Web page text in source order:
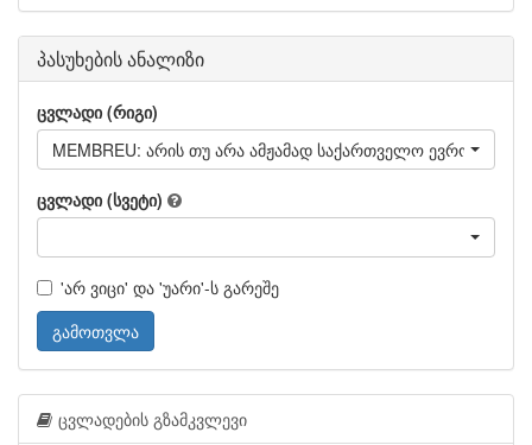
პასუხების ანალიზი
ცვლადი (რიგი)
MEMBREU: არის თუ არა ამჟამად საქართველო
ცვლადი (სვეტი)
'არ ვიცი' და 'უარი'-ს გარეშე
გამოთვლა
ცვლადების გზამკვლევი